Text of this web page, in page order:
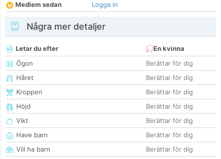
Medlem sedan
Logga in
Några mer detaljer
Letar du efter
En kvinna
Ögon
Berättar för dig
Håret
Berättar för dig
Kroppen
Berättar för dig
Höjd
Berättar för dig
Vikt
Berättar för dig
Have barn
Berättar för dig
Vill ha barn
Berättar för dig